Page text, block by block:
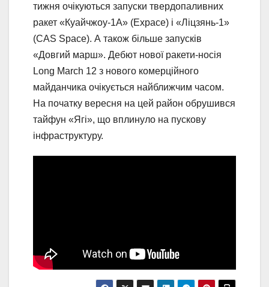
тижня очікуються запуски твердопаливних
ракет «Куайчжоу-1А» (Expace) і «Ліцзянь-1»
(CAS Space). А також більше запусків
«Довгий марш». Дебют нової ракети-носія
Long March 12 з нового комерційного
майданчика очікується найближчим часом.
На початку вересня на цей район обрушився
тайфун «Ягі», що вплинуло на пускову
інфраструктуру.